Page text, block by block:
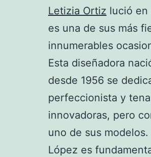
Letizia Ortiz lució en
es una de sus más
innumerables
Esta diseñadora
desde 1956 se
perfeccionista y
innovadoras, pero
uno de sus
López es